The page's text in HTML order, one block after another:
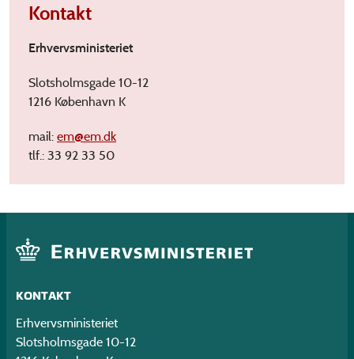
Kontakt
Erhvervsministeriet
Slotsholmsgade 10-12
1216 København K
mail: em@em.dk
tlf.: 33 92 33 50
KONTAKT
Erhvervsministeriet
Slotsholmsgade 10-12